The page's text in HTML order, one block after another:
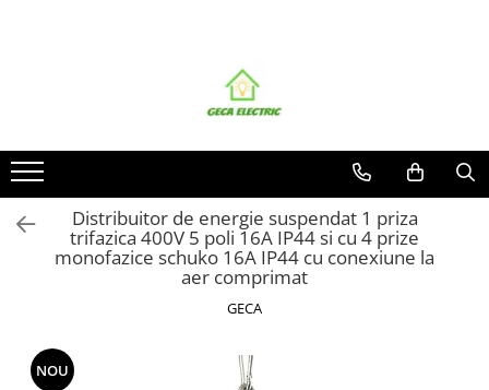
CABLURI
Energie
Siliconice
Date, telecomunicatii si telefonie
Cablu solar
Coaxiale
Distribuitor de energie suspendat 1 priza
trifazica 400V 5 poli 16A IP44 si cu 4 prize
monofazice schuko 16A IP44 cu conexiune la
aer comprimat
GECA
NOU